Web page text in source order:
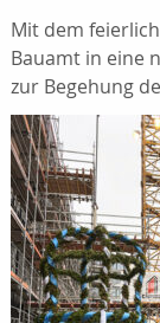
Mit dem
Bauamt in eine
zur Begehung